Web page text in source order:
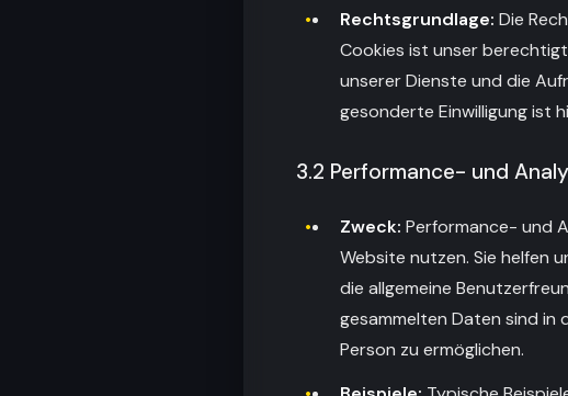
Rechtsgrundlage: Die
Cookies ist unser
unserer Dienste und die
gesonderte Einwilligung ist
3.2 Performance- und
Zweck: Performance- und
Website nutzen. Sie helfen
die allgemeine
gesammelten Daten sind in
Person zu ermöglichen.